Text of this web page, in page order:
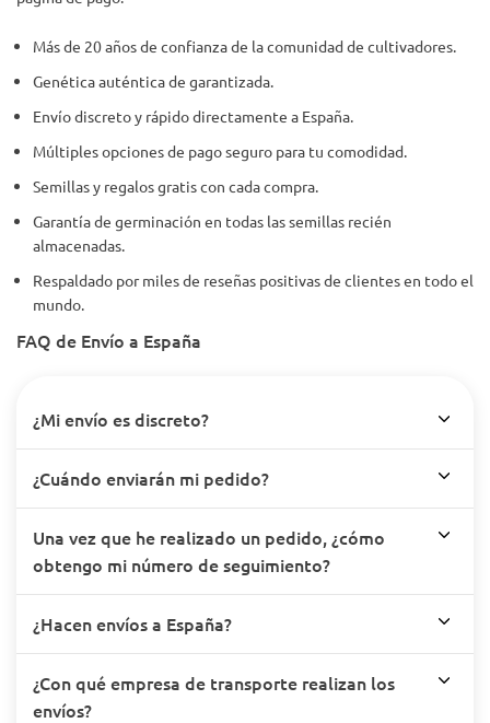
Más de 20 años de confianza de la comunidad de cultivadores.
Genética auténtica de garantizada.
Envío discreto y rápido directamente a España.
Múltiples opciones de pago seguro para tu comodidad.
Semillas y regalos gratis con cada compra.
Garantía de germinación en todas las semillas recién
almacenadas.
Respaldado por miles de reseñas positivas de clientes en todo el
mundo.
FAQ de Envío a España
¿Mi envío es discreto?
¿Cuándo enviarán mi pedido?
Una vez que he realizado un pedido, ¿cómo
obtengo mi número de seguimiento?
¿Hacen envíos a España?
¿Con qué empresa de transporte realizan los
envíos?